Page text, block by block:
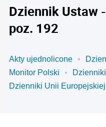
Dziennik Ustaw
poz. 192
Akty ujednolicone
Monitor Polski
Dzienniki Unii Europejskiej